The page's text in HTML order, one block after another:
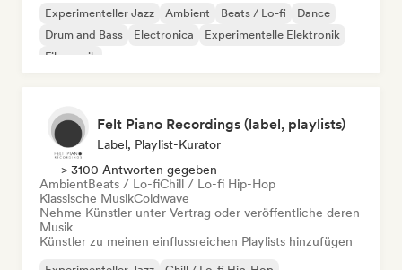
Experimenteller Jazz Ambient Beats / Lo-fi
Dance
Drum and Bass
Electronica
Experimentelle Elektronik
Filmmusik
Felt Piano Recordings (label, playlists)
Label, Playlist-Kurator
> 3100 Antworten gegeben
AmbientBeats / Lo-fiChill / Lo-fi Hip-Hop
Klassische MusikColdwave
Nehme Künstler unter Vertrag oder veröffentliche deren
Musik
Künstler zu meinen einflussreichen Playlists hinzufügen